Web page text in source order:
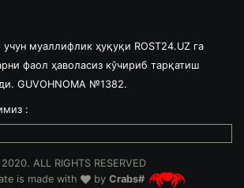
муаллифлик ҳуқуқи ROST24.UZ га
фаол ҳаволасиз кўчириб тарқатиш
GUVOHNOMA №1382.
:
ALL RIGHTS RESERVED
is made with
by Crabs#